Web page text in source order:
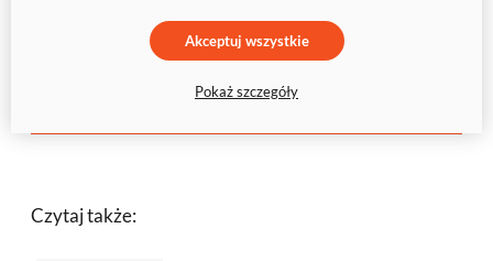
wnętrzarskie hity!
Do góry
Czytaj także:
Akceptuj wszystkie
Pokaż szczegóły